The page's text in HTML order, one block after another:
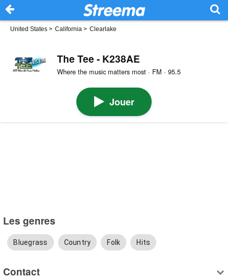
United States > California > Clearlake
The Tee - K238AE
Where the music matters most · FM · 95.5
Jouer
Les genres
Bluegrass Country Folk Hits
Contact